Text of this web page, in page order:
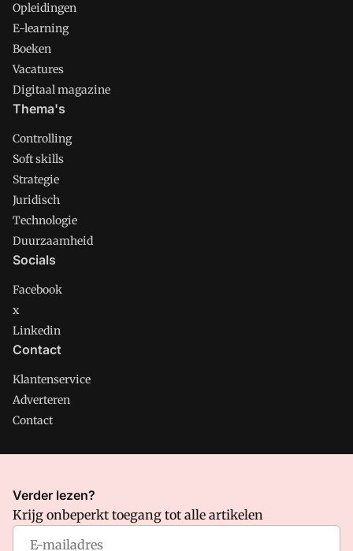
Opleidingen
E-learning
Boeken
Vacatures
Digitaal magazine
Thema's
Controlling
Soft skills
Strategie
Juridisch
Technologie
Duurzaamheid
Socials
Facebook
x
Linkedin
Contact
Klantenservice
Adverteren
Contact
CMweb is onderdeel van VMN media. Lees in
waar VMN media voor staat. Op gebruik van deze site zijn de
volgende regelingen van toepassing:Algemene Voorwaarden
Privacy en Cookie beleid
Verder lezen?
Krijg onbeperkt toegang tot alle artikelen